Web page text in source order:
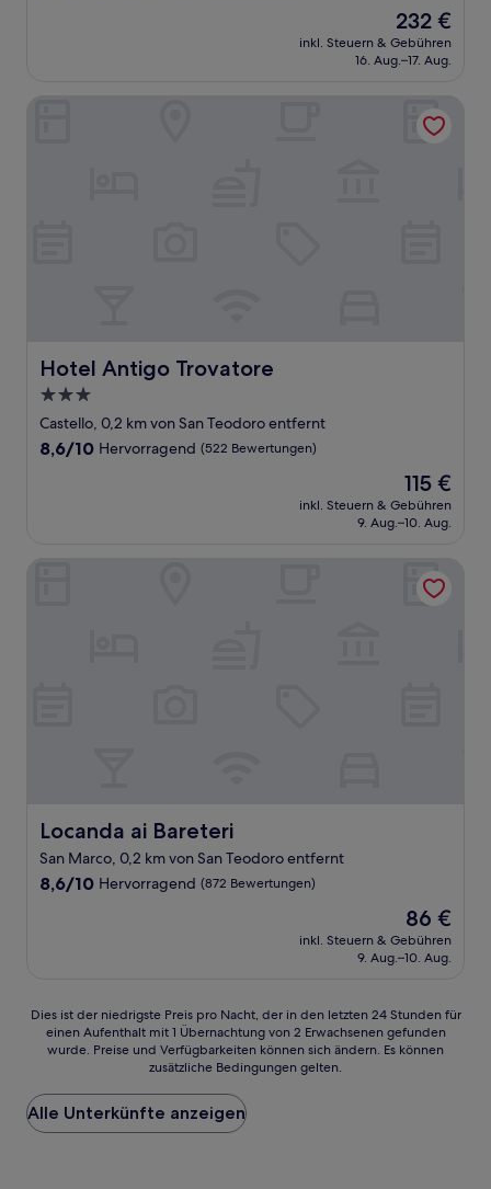
Der
Preis
beträgt
232 €
inkl. Steuern & Gebühren
16. Aug.–17. Aug.
Hotel Antigo Trovatore
Hotel Antigo Trovatore
3.0-
Sterne-
Unterkunft
Castello, 0,2 km von San Teodoro entfernt
8.6
8,6/10 Hervorragend (522 Bewertungen)
Der
Preis
beträgt
115 €
inkl. Steuern & Gebühren
9. Aug.–10. Aug.
Locanda ai Bareteri
Locanda ai Bareteri
San Marco, 0,2 km von San Teodoro entfernt
8.6
8,6/10 Hervorragend (872 Bewertungen)
Der
Preis
beträgt
86 €
inkl. Steuern & Gebühren
9. Aug.–10. Aug.
Dies
der
Preis
pro
Nacht,
Dies ist der niedrigste Preis pro Nacht, der in den letzten 24 Stunden für
einen Aufenthalt mit 1 Übernachtung von 2 Erwachsenen gefunden
wurde. Preise und Verfügbarkeiten können sich ändern. Es können
zusätzliche Bedingungen gelten.
Alle Unterkünfte anzeigen